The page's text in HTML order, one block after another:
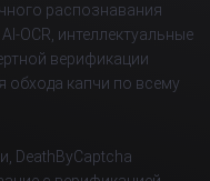
распознавания
OCR, интеллектуальные
верификации
обхода капчи по всему
DeathByCaptcha